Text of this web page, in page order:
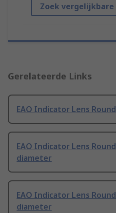
Zoek
Gerelateerde Links
EAO Indicator Lens
EAO Indicator Lens
diameter
EAO Indicator Lens
diameter